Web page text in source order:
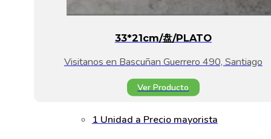
33*21cm/盘/PLATO
Visitanos en Bascuñan Guerrero 490, Santiago
Ver Producto
1 Unidad a Precio mayorista